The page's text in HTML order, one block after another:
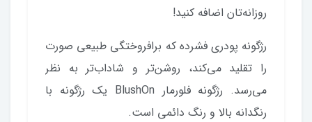
روزانه‌تان اضافه کنید!
رژگونه پودری فشرده که برافروختگی طبیعی صورت
را تقلید می‌کند، روشن‌تر و شاداب‌تر به نظر
می‌رسد. رژگونه فلورمار BlushOn یک رژگونه با
رنگدانه بالا و رنگ دائمی است.